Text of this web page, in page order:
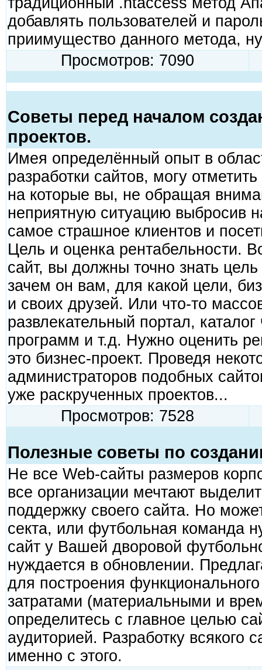
добавлять пользователей и
приимущество данного метода,
Просмотров: 7090
Советы перед началом
проектов.
Имея определённый опыт в
разработки сайтов, могу
на которые вы, не обращая
неприятную ситуацию выбросив
самое страшное клиентов и
Цель и оценка рентабельности.
сайт, вы должны точно знать
зачем он вам, для какой цели,
и своих друзей. Или что-то
развлекательный портал,
программ и т.д. Нужно оценить
это бизнес-проект. Проведя
администраторов подобных
уже раскрученных проектов...
Просмотров: 7528
Полезные советы по
Не все Web-сайты размеров
все организации мечтают
поддержку своего сайта. Но
секта, или футбольная команда
сайт у Вашей дворовой
нуждается в обновлении.
для построения
затратами (материальными и
определитесь с главное целью
аудиторией. Разработку всякого
именно с этого.